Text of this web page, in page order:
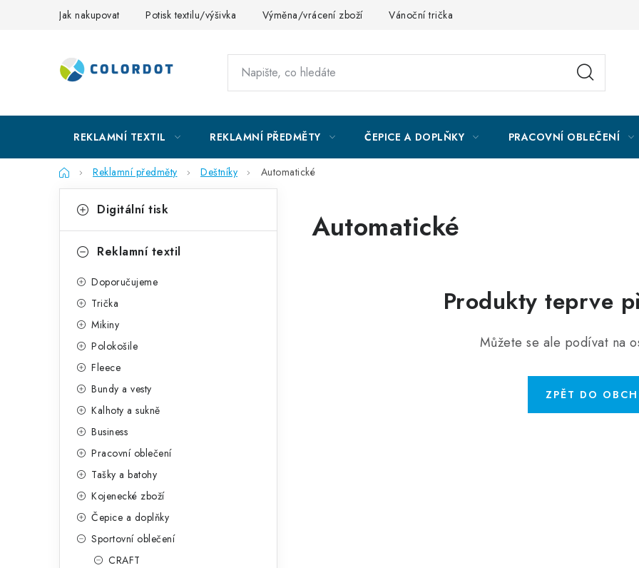
Jak nakupovat Potisk textilu/výšivka Výměna/vrácení zboží Vánoční trička
REKLAMNÍ TEXTIL REKLAMNÍ PŘEDMĚTY ČEPICE A DOPLŇKY PRACOVNÍ OBLEČENÍ
DomůReklamní předměty Deštníky Automatické
okategorie
a
Digitální tisk
Reklamní textil
Doporučujeme
Trička
Mikiny
Polokošile
Fleece
Bundy a vesty
Kalhoty a sukně
Business
Pracovní oblečení
Tašky a batohy
Kojenecké zboží
Čepice a doplňky
Sportovní oblečení
CRAFT
Automatické
Produkty teprve
Můžete se ale podívat na
ZPĚT DO